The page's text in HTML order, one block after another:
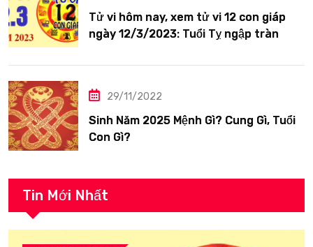
Tử vi hôm nay, xem tử vi 12 con giáp
ngày 12/3/2023: Tuổi Tỵ ngập tràn
29/11/2022
Sinh Năm 2025 Mệnh Gì? Cung Gì, Tuổi
Con Gì?
Tin Mới Nhất